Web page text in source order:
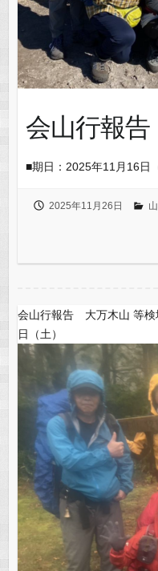
会山行報
■期日：2025年11月16日
2025年11月26日
会山行報告 大万木山 等検
日（土）